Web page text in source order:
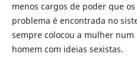
menos cargos de poder que
problema é encontrada no
sempre colocou a mulher
homem com ideias sexistas.